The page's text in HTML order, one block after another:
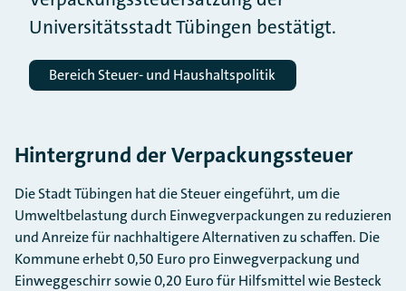
Universitätsstadt Tübingen bestätigt.
Bereich Steuer- und Haushaltspolitik
Hintergrund der Verpackungssteuer
Die Stadt Tübingen hat die Steuer eingeführt, um die
Umweltbelastung durch Einwegverpackungen zu reduzieren
und Anreize für nachhaltigere Alternativen zu schaffen. Die
Kommune erhebt 0,50 Euro pro Einwegverpackung und
Einweggeschirr sowie 0,20 Euro für Hilfsmittel wie Besteck